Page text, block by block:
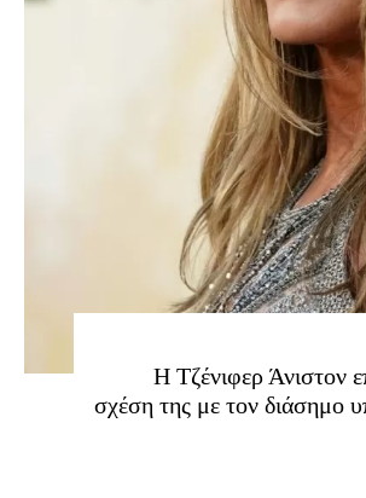
Η Τζένιφερ Άνιστον
σχέση της με τον διάσημο